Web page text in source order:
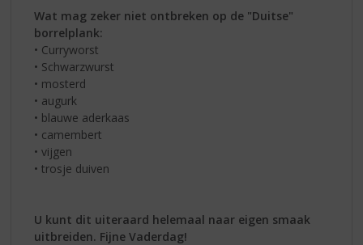
Wat mag zeker niet ontbreken op de "Duitse"
borrelplank:
• Curryworst
• Schwarzwurst
• mosterd
• augurk
• blauwe aderkaas
• camembert
• vijgen
• trosje duiven
U kunt dit uiteraard helemaal naar eigen smaak
uitbreiden. Fijne Vaderdag!